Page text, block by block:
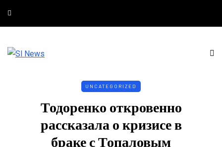
UNCATEGORIZED
Тодоренко откровенно
рассказала о кризисе в
браке с Топаловым